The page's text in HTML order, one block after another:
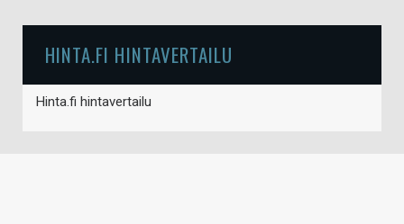
HINTA.FI HINTAVERTAILU
Hinta.fi hintavertailu